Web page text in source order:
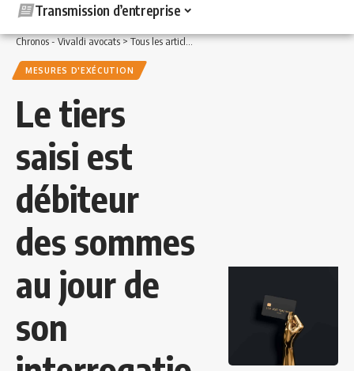
Transmission d’entreprise
Chronos - Vivaldi avocats>Tous les articles >Banque / Crédit>Mesures
MESURES D'EXÉCUTION
Le tiers
saisi est
débiteur
des sommes
au jour de
son